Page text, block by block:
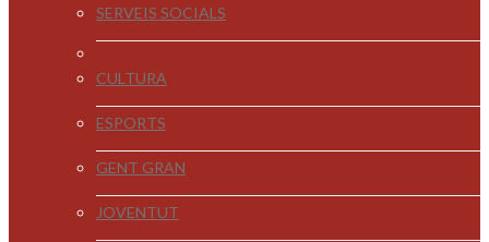
SERVEIS SOCIALS
CULTURA
ESPORTS
GENT GRAN
JOVENTUT